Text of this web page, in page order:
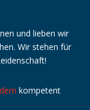
und lieben wir
Wir stehen für
kompetent